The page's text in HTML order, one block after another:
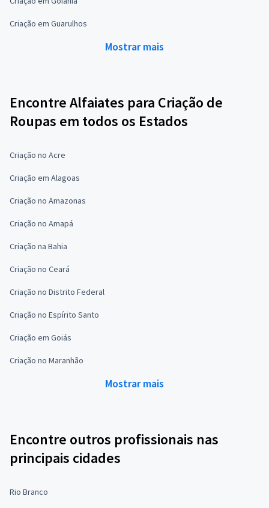
Criação em Guarulhos
Mostrar mais
Encontre Alfaiates para Criação de
Roupas em todos os Estados
Criação no Acre
Criação em Alagoas
Criação no Amazonas
Criação no Amapá
Criação na Bahia
Criação no Ceará
Criação no Distrito Federal
Criação no Espírito Santo
Criação em Goiás
Criação no Maranhão
Mostrar mais
Encontre outros profissionais nas
principais cidades
Rio Branco